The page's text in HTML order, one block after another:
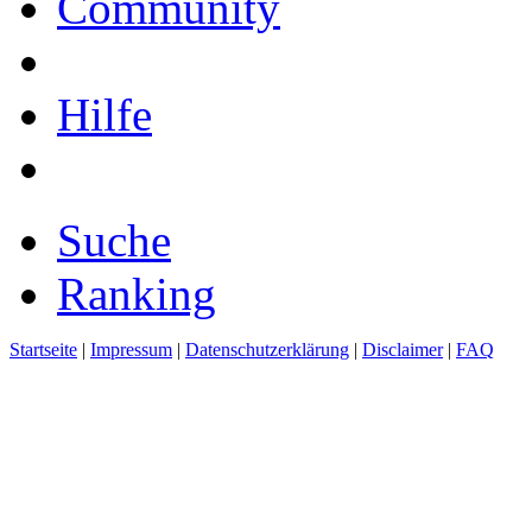
Hilfe
Suche
Ranking
Startseite | Impressum | Datenschutzerklärung | Disclaimer| FAQ